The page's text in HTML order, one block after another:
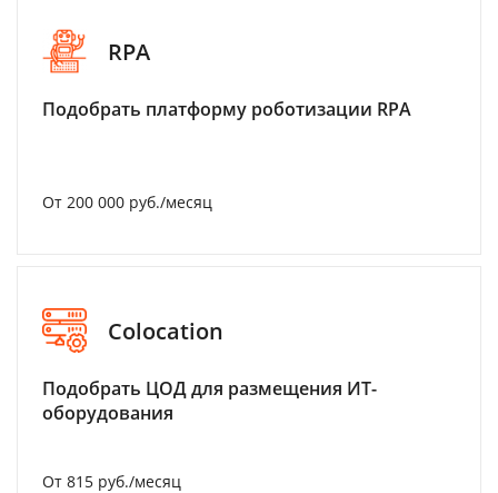
RPA
Подобрать платформу роботизации RPA
От 200 000 руб./месяц
Colocation
Подобрать ЦОД для размещения ИТ-
оборудования
От 815 руб./месяц